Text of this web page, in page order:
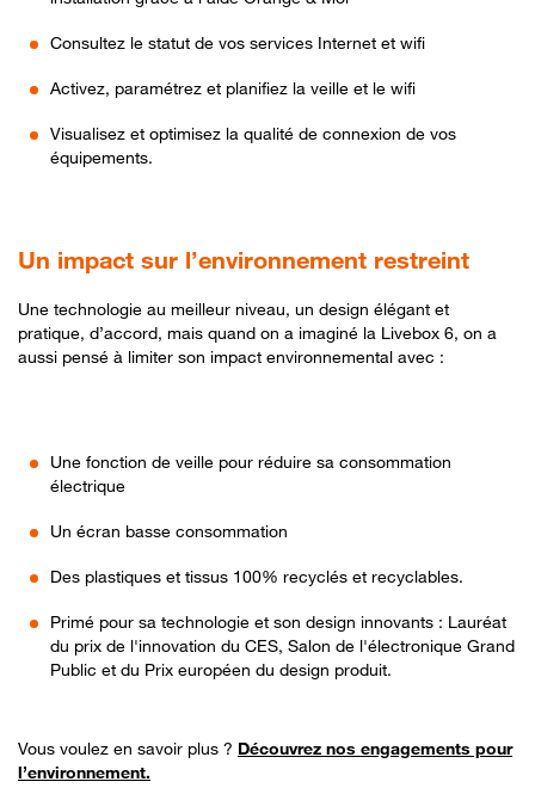
Consultez le statut de vos services Internet et wifi
Activez, paramétrez et planifiez la veille et le wifi
Visualisez et optimisez la qualité de connexion de vos
équipements.
Un impact sur l’environnement restreint
Une technologie au meilleur niveau, un design élégant et
pratique, d’accord, mais quand on a imaginé la Livebox 6, on a
aussi pensé à limiter son impact environnemental avec :
Une fonction de veille pour réduire sa consommation
électrique
Un écran basse consommation
Des plastiques et tissus 100% recyclés et recyclables.
Primé pour sa technologie et son design innovants : Lauréat
du prix de l'innovation du CES, Salon de l'électronique Grand
Public et du Prix européen du design produit.
Vous voulez en savoir plus ? Découvrez nos engagements pour
l’environnement.